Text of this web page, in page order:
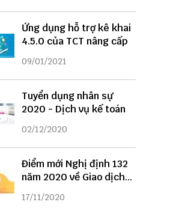
Ứng dụng hỗ trợ kê khai
4.5.0 của TCT nâng cấp
09/01/2021
Tuyển dụng nhân sự
2020 - Dịch vụ kế toán
02/12/2020
Điểm mới Nghị định 132
năm 2020 về Giao dịch
liên kết
17/11/2020